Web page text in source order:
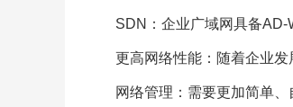
SDN：企业广域网具备
更高网络性能：随着企业
网络管理：需要更加简单